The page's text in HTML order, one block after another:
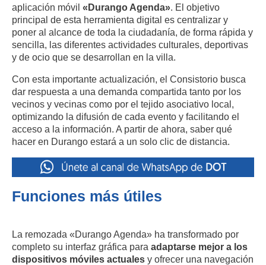
aplicación móvil «Durango Agenda». El objetivo
principal de esta herramienta digital es centralizar y
poner al alcance de toda la ciudadanía, de forma rápida y
sencilla, las diferentes actividades culturales, deportivas
y de ocio que se desarrollan en la villa.
Con esta importante actualización, el Consistorio busca
dar respuesta a una demanda compartida tanto por los
vecinos y vecinas como por el tejido asociativo local,
optimizando la difusión de cada evento y facilitando el
acceso a la información. A partir de ahora, saber qué
hacer en Durango estará a un solo clic de distancia.
Funciones más útiles
La remozada «Durango Agenda» ha transformado por
completo su interfaz gráfica para adaptarse mejor a los
dispositivos móviles actuales y ofrecer una navegación